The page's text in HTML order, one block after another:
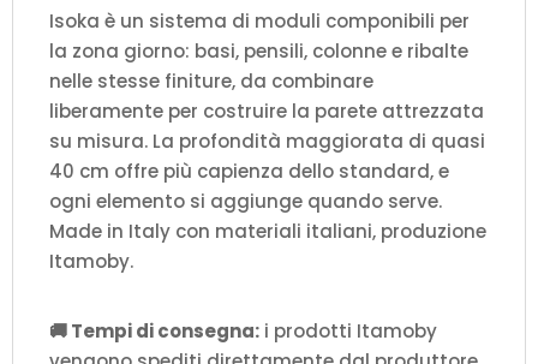
Isoka è un sistema di moduli componibili per
la zona giorno: basi, pensili, colonne e ribalte
nelle stesse finiture, da combinare
liberamente per costruire la parete attrezzata
su misura. La profondità maggiorata di quasi
40 cm offre più capienza dello standard, e
ogni elemento si aggiunge quando serve.
Made in Italy con materiali italiani, produzione
Itamoby.
🚚 Tempi di consegna: i prodotti Itamoby